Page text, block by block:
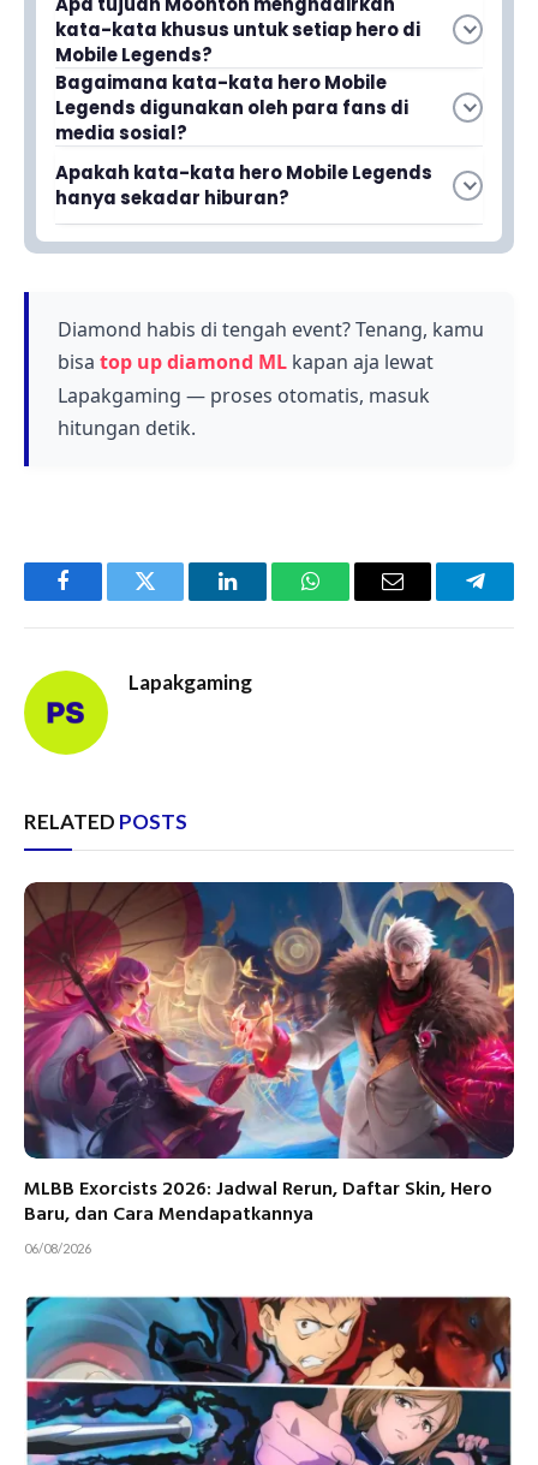
kata-kata khusus untuk setiap hero di
Mobile Legends?
Moonton sengaja menghadirkan kata-kata unik
untuk setiap hero dan bahkan menggunakan
voice actor khusus untuk mengisi suara
masing-masing karakter, sehingga
menciptakan identitas yang kuat untuk setiap
hero.
Bagaimana kata-kata hero Mobile
Legends digunakan oleh para fans di
media sosial?
Kata-kata hero ML sering dijadikan meme oleh
para fans di media sosial, menunjukkan
popularitas dan pengaruh dialog-dialog
karakter dalam budaya gaming Indonesia.
Apakah kata-kata hero Mobile Legends
hanya sekadar hiburan?
Tidak hanya hiburan, ada pula yang menjadikan
Diamond habis di tengah event? Tenang, kamu
bisa top up diamond ML kapan aja lewat
Lapakgaming — proses otomatis, masuk
hitungan detik.
FacebookTwitter LinkedInWhatsAppEmail
Lapakgaming
RELATED POSTS
MLBB Exorcists 2026: Jadwal Rerun, Daftar Skin, Hero
Baru, dan Cara Mendapatkannya
06/08/2026